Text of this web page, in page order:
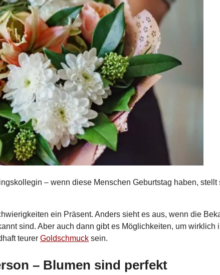
– wenn diese Menschen Geburtstag haben, stellt
ein Präsent. Anders sieht es aus, wenn die
sind. Aber auch dann gibt es Möglichkeiten, um wirklich
teurer Goldschmuck sein.
– Blumen sind perfekt